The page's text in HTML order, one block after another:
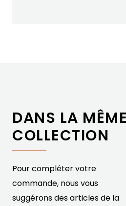
DANS LA MÊME
COLLECTION
Pour compléter votre
commande, nous vous
suggérons des articles de la
-